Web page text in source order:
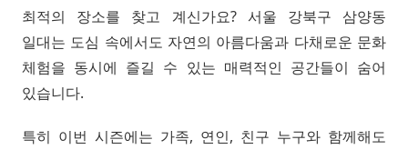
최적의 장소를 찾고 계신가요? 서울 강북구 삼양동
일대는 도심 속에서도 자연의 아름다움과 다채로운 문화
체험을 동시에 즐길 수 있는 매력적인 공간들이 숨어
있습니다.
특히 이번 시즌에는 가족, 연인, 친구 누구와 함께해도